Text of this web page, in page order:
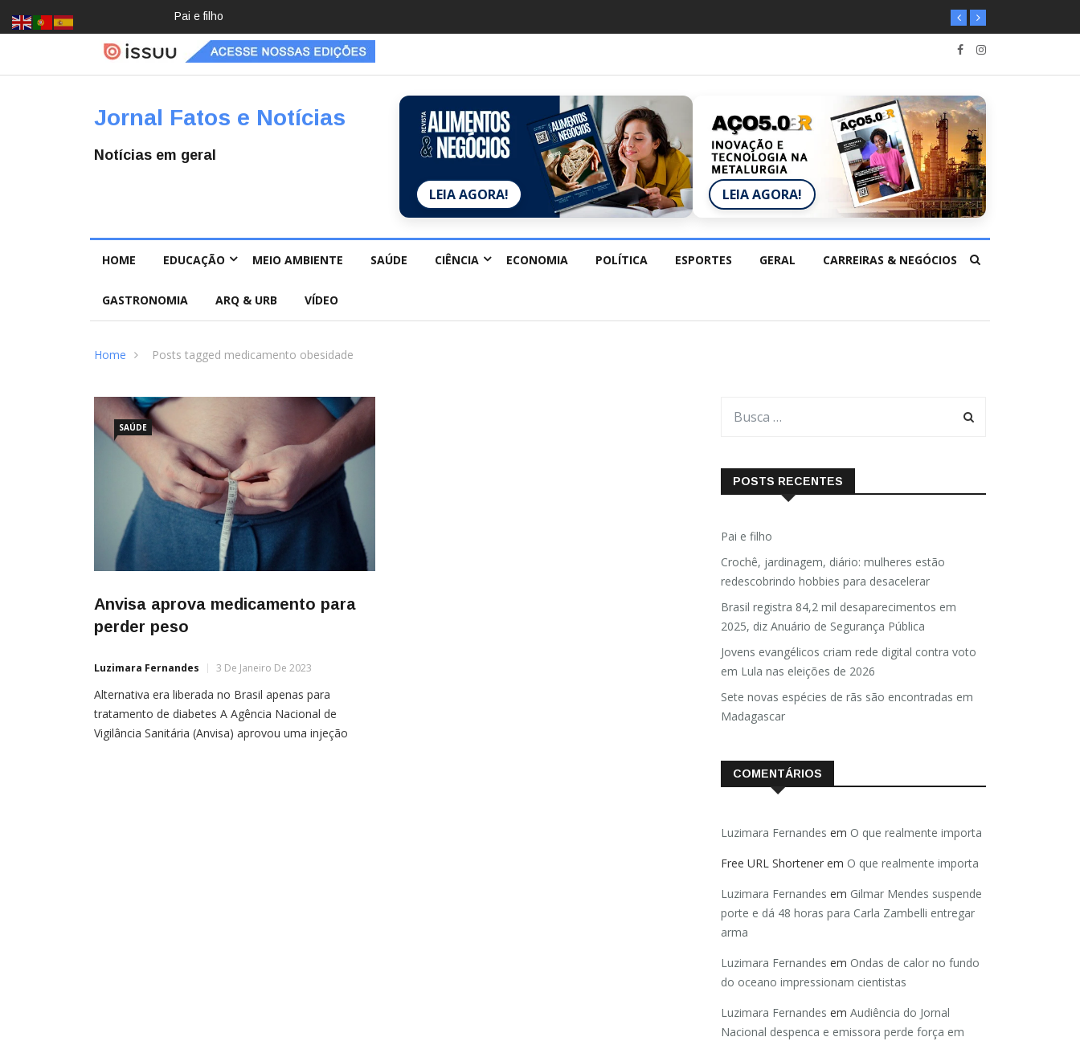
Pai e filhoCrochê,
jardinage
m, diário:
mulheres
rindo
hobbies
desacele
Jornal Fatos e Notícias
Notícias em geral
LEIA AGORA! LEIA AGORA!
HOME EDUCAÇÃO MEIO AMBIENTE SAÚDE CIÊNCIA ECONOMIA POLÍTICA ESPORTES GERAL CARREIRAS & NEGÓCIOS
GASTRONOMIA ARQ & URB VÍDEO
Home Posts tagged medicamento obesidade
SAÚDE
Anvisa aprova medicamento para
perder peso
Luzimara Fernandes 3 De Janeiro De 2023
Alternativa era liberada no Brasil apenas para
tratamento de diabetes A Agência Nacional de
Vigilância Sanitária (Anvisa) aprovou uma injeção
POSTS RECENTES
Pai e filho
Crochê, jardinagem, diário: mulheres estão
redescobrindo hobbies para desacelerar
Brasil registra 84,2 mil desaparecimentos em
2025, diz Anuário de Segurança Pública
Jovens evangélicos criam rede digital contra voto
em Lula nas eleições de 2026
Sete novas espécies de rãs são encontradas em
Madagascar
COMENTÁRIOS
Luzimara Fernandes em O que realmente importa
Free URL Shortener em O que realmente importa
Luzimara Fernandes em Gilmar Mendes suspende
porte e dá 48 horas para Carla Zambelli entregar
arma
Luzimara Fernandes em Ondas de calor no fundo
do oceano impressionam cientistas
Luzimara Fernandes em Audiência do Jornal
Nacional despenca e emissora perde força em